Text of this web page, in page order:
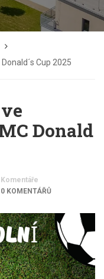
Cup 2025
Donald
Komentáře
0 KOMENTÁŘŮ